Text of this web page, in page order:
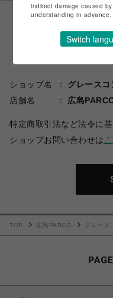
ショップ名
グレースコ
店舗名
広島
特定商取引法など法令に
ショップお問い合わせは
TOP 広島PARCO グレース
indirect damage caused
understanding in advance.
Switch